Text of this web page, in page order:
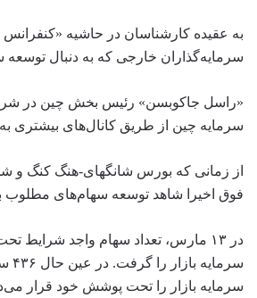
سرمایه‌گذاران خارجی که به دنبال
سرمایه چین از طریق کانال‌های بیشتری
از زمانی که بورس شانگهای-هنگ کنگ و
فوق اخیرا شاهد توسعه سهام‌های مطلوب
سرمایه بازار را تحت پوشش خود قرار